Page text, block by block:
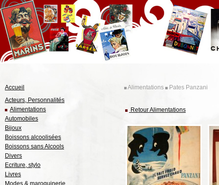
Alimentations Pates Panzani
Accueil
Acteurs, Personnalités
Alimentations
Automobiles
Bijoux
Boissons alcoolisées
Boissons sans Alcools
Divers
Ecriture, stylo
Livres
Modes & maroquinerie
Retour Alimentations